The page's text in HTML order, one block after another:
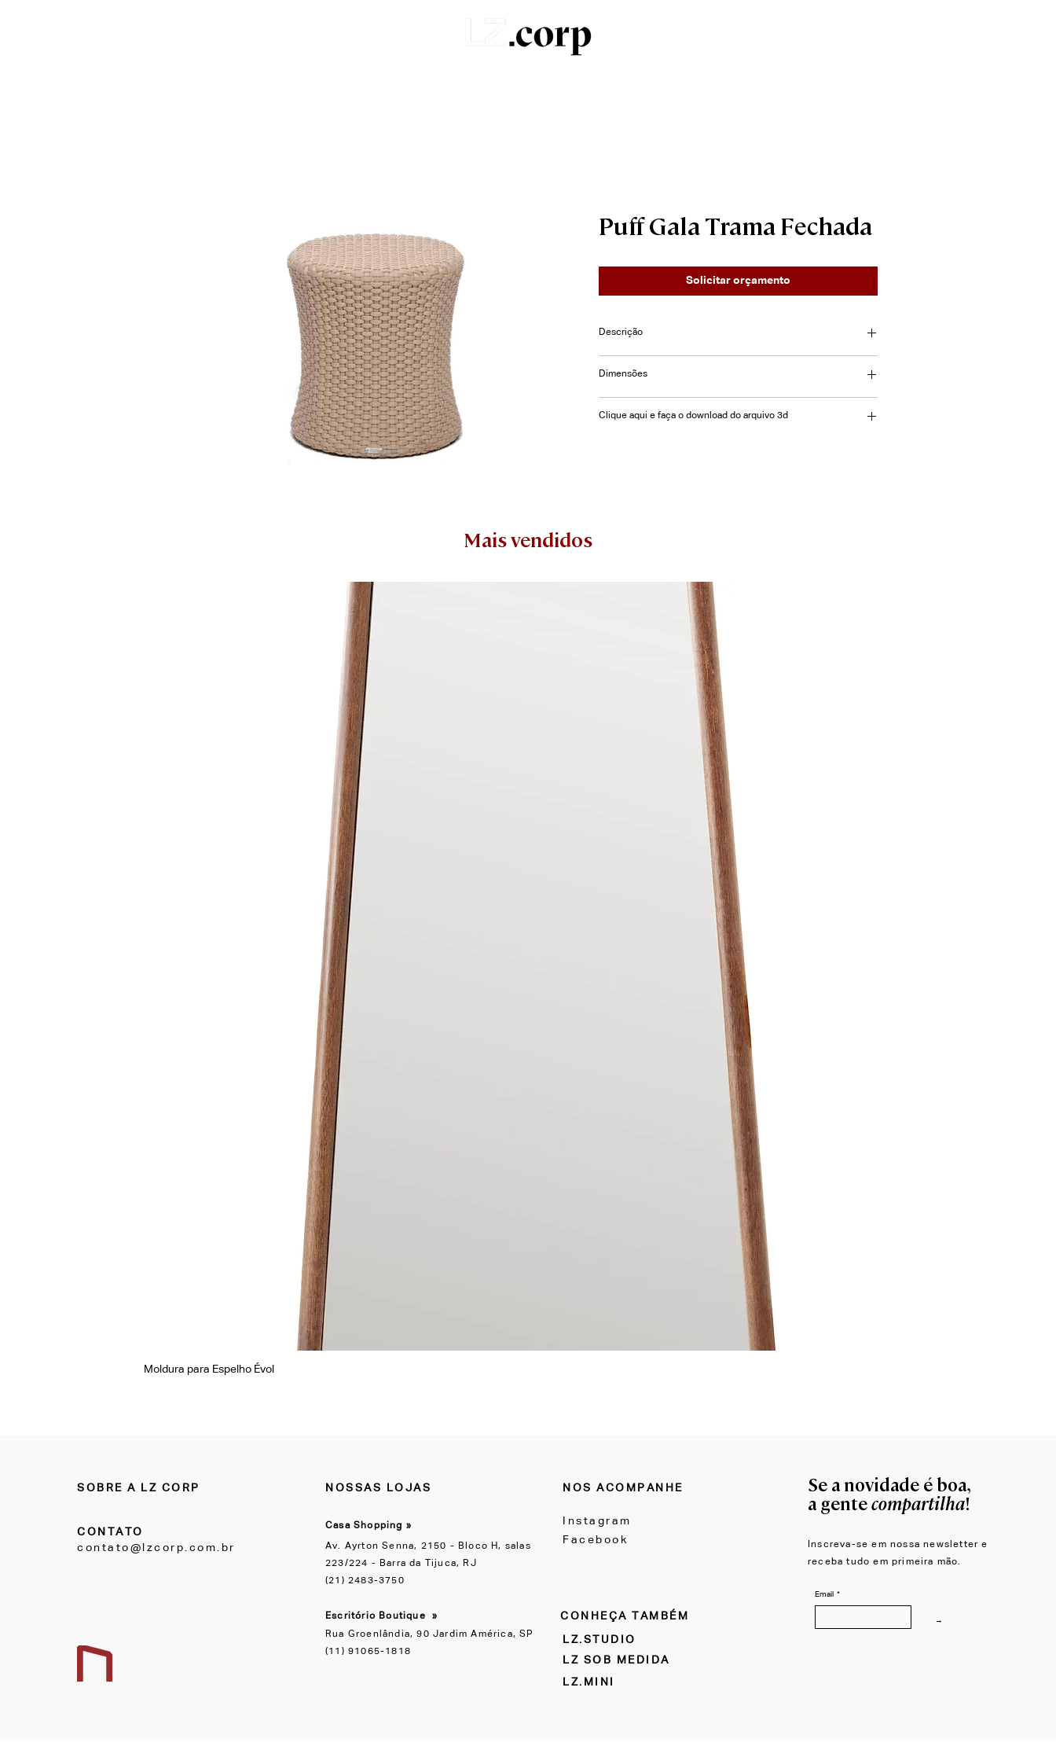
Puff Gala Trama Fechada
Solicitar orçamento
Descrição
Fita Tricôt
Dimensões
Clique aqui e faça o download do arquivo 3d
Mais vendidos
Moldura para Espelho Évol
SOBRE A LZ CORP
CONTATO
contato@lzcorp.com.br
NOSSAS LOJAS
Casa Shopping »
Av. Ayrton Senna, 2150 - Bloco H, salas
223/224 - Barra da Tijuca, RJ
(21) 2483-3750
Escritório Boutique
»
Rua Groenlândia, 90 Jardim América, SP
(11) 91065-1818
NOS ACOMPANHE
Instagram
Facebook
CONHEÇA TAMBÉM
LZ.STUDIO
LZ SOB MEDIDA
LZ.MINI
Se a novidade é boa,
a gentecompartilha!
Inscreva-se em nossa newsletter e
receba tudo em primeira mão.
Email *
→